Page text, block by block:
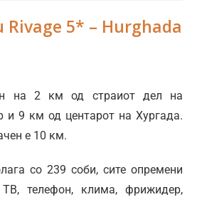
Rivage 5* – Hurghada
на 2 км од страиот дел на
и 9 км од центарот на Хургада.
е 10 км.
со 239 соби, сите опремени
телефон, клима, фрижидер,